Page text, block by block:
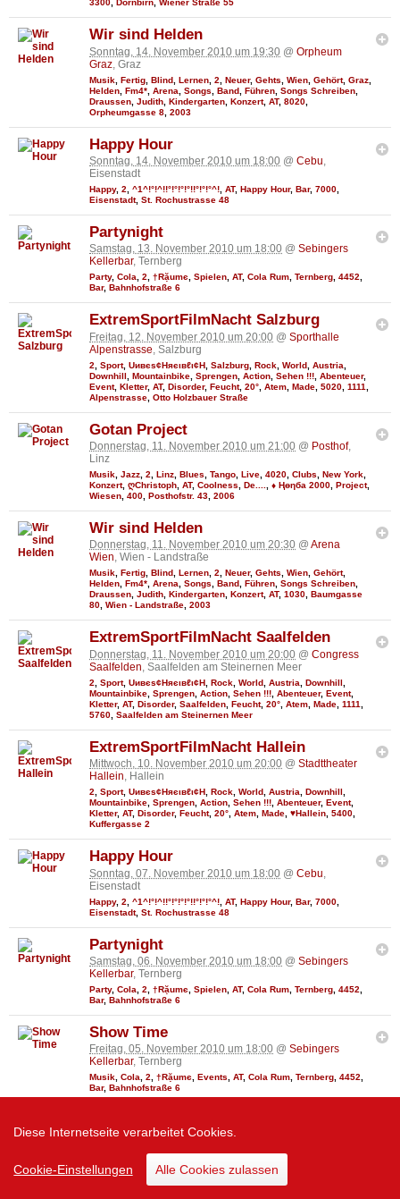
Diese Internetseite verarbeitet Cookies.
Cookie-Einstellungen Alle Cookies zulassen
3300, Dornbirn, Wiener Straße 55
Wir sind Helden
Sonntag, 14. November 2010 um 19:30 @ Orpheum
Graz , Graz
Musik Fertig Blind Lernen 2 Neuer, Gehts Wien Gehört, Graz
Helden Fm4* Arena Songs Band Führen Songs Schreiben
Draussen Judith Kindergarten Konzert, AT, 8020
Orpheumgasse 8 2003
Happy Hour
Sonntag, 14. November 2010 um 18:00 @ Cebu,
Eisenstadt
Happy, 2 ^1^!°!^!!°!°!°!°!!°!°!°^! AT, Happy Hour, Bar, 7000
Eisenstadt, St. Rochustrasse 48
Partynight
Samstag, 13. November 2010 um 18:00 @ Sebingers
Kellerbar, Ternberg
Party, Cola, 2, †Rặumє, Spielen, AT, Cola Rum, Ternberg, 4452,
Bar, Bahnhofstraße 6
ExtremSportFilmNacht Salzburg
Freitag, 12. November 2010 um 20:00 @ Sporthalle
Alpenstrasse , Salzburg
2 Sport, Uивєs¢Няєιвℓι¢Н Salzburg Rock World Austria
Downhill
Mountainbike Sprengen Action Sehen !!! Abenteuer,
Event, Kletter, AT, Disorder, Feucht, 20° Atem Made 5020 1111
Alpenstrasse Otto Holzbauer Straße
Gotan Project
Donnerstag, 11. November 2010 um 21:00 @ Posthof,
Linz
Musik Jazz 2 Linz Blues Tango Live 4020 Clubs New York
Konzert, ღChristoph AT, Coolness De.... ♦ Ңөηба 2000 Project,
Wiesen 400 Posthofstr. 43 2006
Wir sind Helden
Donnerstag, 11. November 2010 um 20:30 @ Arena
Wien, Wien - Landstraße
Musik, Fertig, Blind, Lernen, 2, Neuer, Gehts, Wien, Gehört,
Helden, Fm4*, Arena, Songs, Band, Führen, Songs Schreiben,
Draussen, Judith, Kindergarten, Konzert, AT, 1030, Baumgasse
80, Wien - Landstraße, 2003
ExtremSportFilmNacht Saalfelden
Donnerstag, 11. November 2010 um 20:00 @ Congress
Saalfelden, Saalfelden am Steinernen Meer
2 Sport, Uивєs¢Няєιвℓι¢Н Rock World Austria Downhill
Mountainbike Sprengen Action Sehen !!! Abenteuer, Event,
Kletter, AT, Disorder, Saalfelden Feucht, 20° Atem Made 1111
5760 Saalfelden am Steinernen Meer
ExtremSportFilmNacht Hallein
Mittwoch, 10. November 2010 um 20:00 @ Stadttheater
Hallein, Hallein
2 Sport, Uивєs¢Няєιвℓι¢Н Rock World Austria Downhill
Mountainbike Sprengen Action Sehen !!! Abenteuer, Event,
Kletter, AT, Disorder, Feucht, 20° Atem Made ♥Hallein 5400
Kuffergasse 2
Happy Hour
Sonntag, 07. November 2010 um 18:00 @ Cebu
Eisenstadt
Happy, 2 ^1^!°!^!!°!°!°!°!!°!°!°^! AT, Happy Hour, Bar, 7000
Eisenstadt, St. Rochustrasse 48
Partynight
Samstag, 06. November 2010 um 18:00 @ Sebingers
Kellerbar, Ternberg
Party, Cola 2 †Rặumє Spielen AT, Cola Rum Ternberg 4452
Bar, Bahnhofstraße 6
Show Time
Freitag, 05. November 2010 um 18:00 @ Sebingers
Kellerbar, Ternberg
Musik, Cola, 2, †Rặumє, Events, AT, Cola Rum, Ternberg, 4452,
Bar, Bahnhofstraße 6
Donnerstag, 04. November 2010 um 20:00
2, Uивєs¢Няєιвℓι¢Н ,Rock World
Mountainbike
Sprengen,Action ,Sehen !!!,Abenteuer
Event,Kletter,Kletterhalle,AT,Disorder